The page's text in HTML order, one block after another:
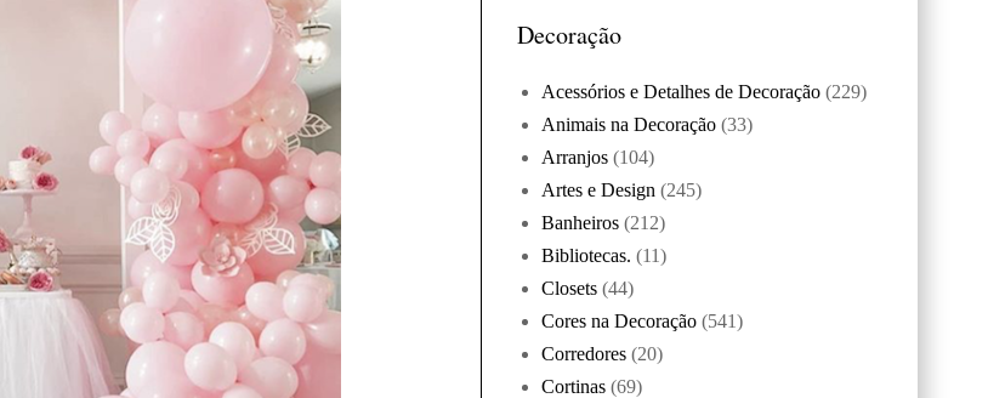
Decoração
Acessórios e Detalhes de Decoração (229)
Animais na Decoração (33)
Arranjos (104)
Artes e Design (245)
Banheiros (212)
Bibliotecas. (11)
Closets (44)
Cores na Decoração (541)
Corredores (20)
Cortinas (69)